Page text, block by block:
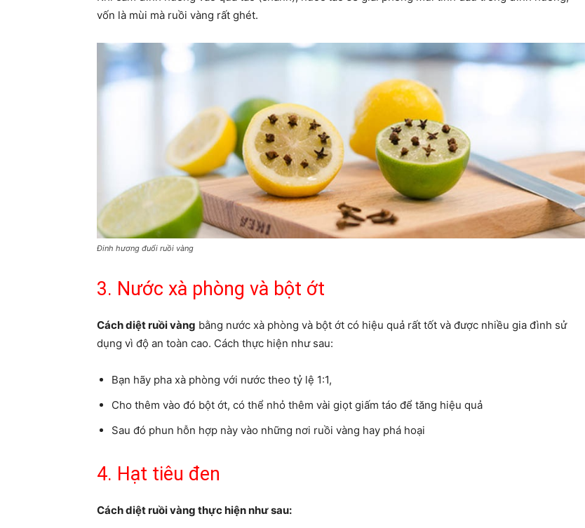
vốn là mùi mà ruồi vàng rất ghét.
Đinh hương đuổi ruồi vàng
3. Nước xà phòng và bột ớt
Cách diệt ruồi vàng bằng nước xà phòng và bột ớt có hiệu quả rất tốt và được nhiều gia đình sử
dụng vì độ an toàn cao. Cách thực hiện như sau:
Bạn hãy pha xà phòng với nước theo tỷ lệ 1:1,
Cho thêm vào đó bột ớt, có thể nhỏ thêm vài giọt giấm táo để tăng hiệu quả
Sau đó phun hỗn hợp này vào những nơi ruồi vàng hay phá hoại
4. Hạt tiêu đen
Cách diệt ruồi vàng thực hiện như sau: